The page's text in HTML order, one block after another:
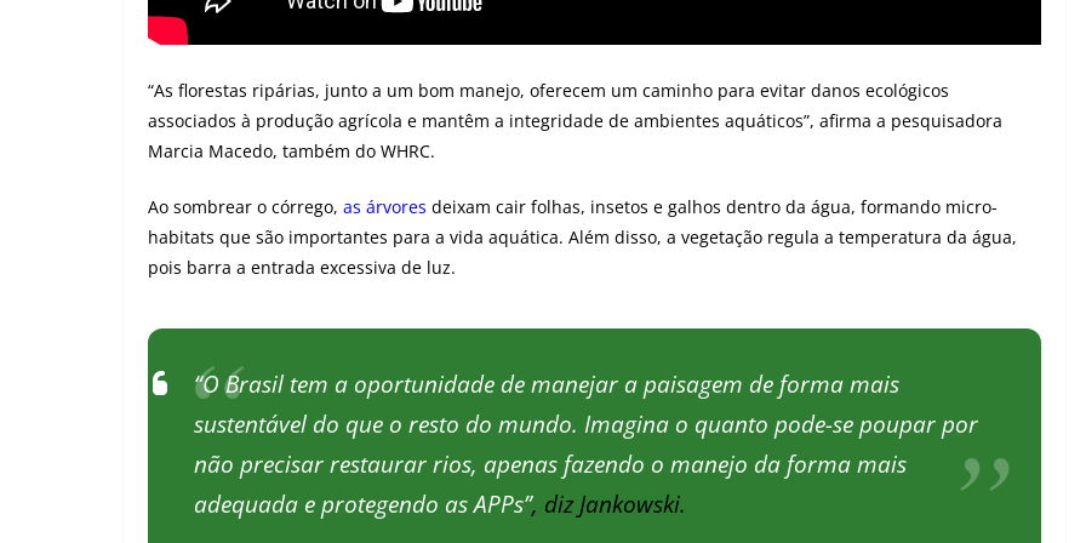
“As florestas ripárias, junto a um bom manejo, oferecem um caminho para evitar danos ecológicos
associados à produção agrícola e mantêm a integridade de ambientes aquáticos”, afirma a pesquisadora
Marcia Macedo, também do WHRC.
Ao sombrear o córrego, as árvores deixam cair folhas, insetos e galhos dentro da água, formando micro-
habitats que são importantes para a vida aquática. Além disso, a vegetação regula a temperatura da água,
pois barra a entrada excessiva de luz.
“O Brasil tem a oportunidade de manejar a paisagem de forma mais
sustentável do que o resto do mundo. Imagina o quanto pode-se poupar por
não precisar restaurar rios, apenas fazendo o manejo da forma mais
adequada e protegendo as APPs”, diz Jankowski.